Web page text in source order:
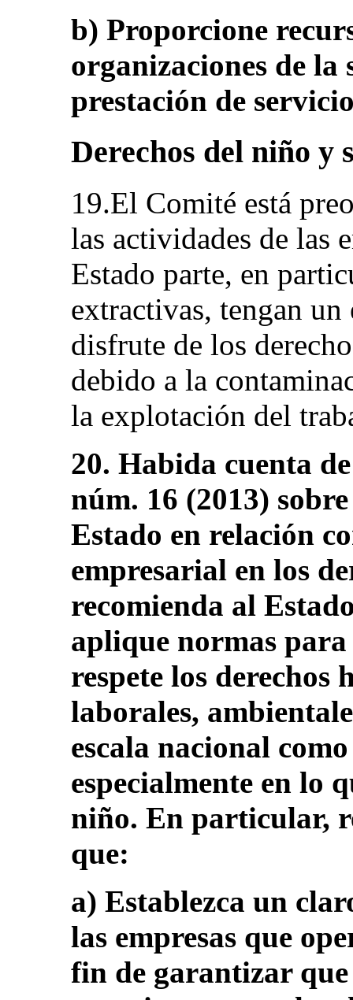
b) Proporcione
organizaciones de
prestación de
Derechos del niño y
19.El Comité está
las actividades de las
Estado parte, en
extractivas, tengan
disfrute de los
debido a la
la explotación del
20. Habida cuenta
núm. 16 (2013)
Estado en relación
empresarial en los
recomienda al
aplique normas
respete los derechos
laborales,
escala nacional
especialmente en lo
niño. En particular,
que:
a) Establezca un
las empresas que
fin de garantizar que